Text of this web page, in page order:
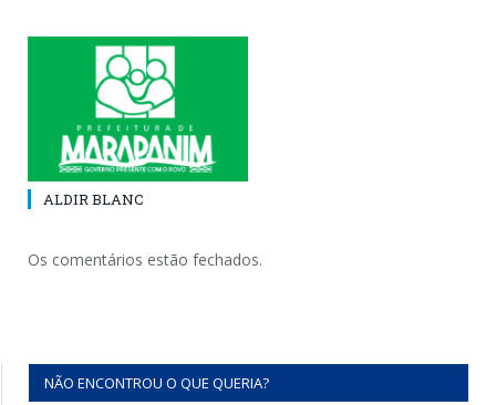
ALDIR BLANC
Os comentários estão fechados.
NÃO ENCONTROU O QUE QUERIA?